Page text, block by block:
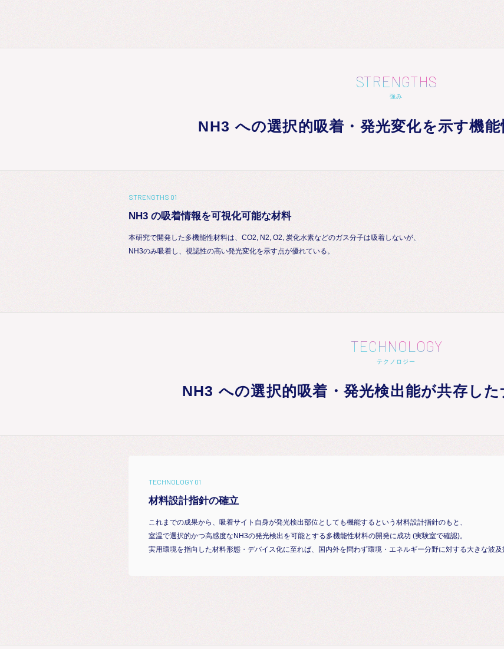
STRENGTHS
強み
NH3 への選択的吸着・発光変化を示す機
STRENGTHS 01
NH3 の吸着情報を可視化可能な材料
本研究で開発した多機能性材料は、CO2, N2, O2, 炭化水素などのガス分子は吸着しないが、
NH3のみ吸着し、視認性の高い発光変化を示す点が優れている。
TECHNOLOGY
テクノロジー
NH3 への選択的吸着・発光検出能が共存し
TECHNOLOGY 01
材料設計指針の確立
これまでの成果から、吸着サイト自身が発光検出部位としても機能するという材料設計指針のもと、
室温で選択的かつ高感度なNH3の発光検出を可能とする多機能性材料の開発に成功 (実験室で確認)。
実用環境を指向した材料形態・デバイス化に至れば、国内外を問わず環境・エネルギー分野に対する大きな波及